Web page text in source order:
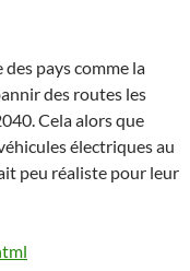
pays comme la
des routes les
Cela alors que
électriques au
peu réaliste pour leur